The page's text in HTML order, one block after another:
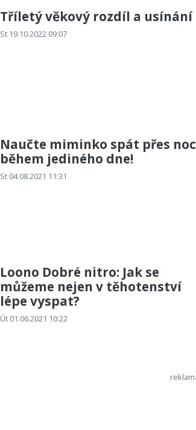
Tříletý věkový rozdíl a usínání
St 19.10.2022 09:07
Naučte miminko spát přes noc
během jediného dne!
St 04.08.2021 11:31
Loono Dobré nitro: Jak se
můžeme nejen v těhotenství
lépe vyspat?
Út 01.06.2021 10:22